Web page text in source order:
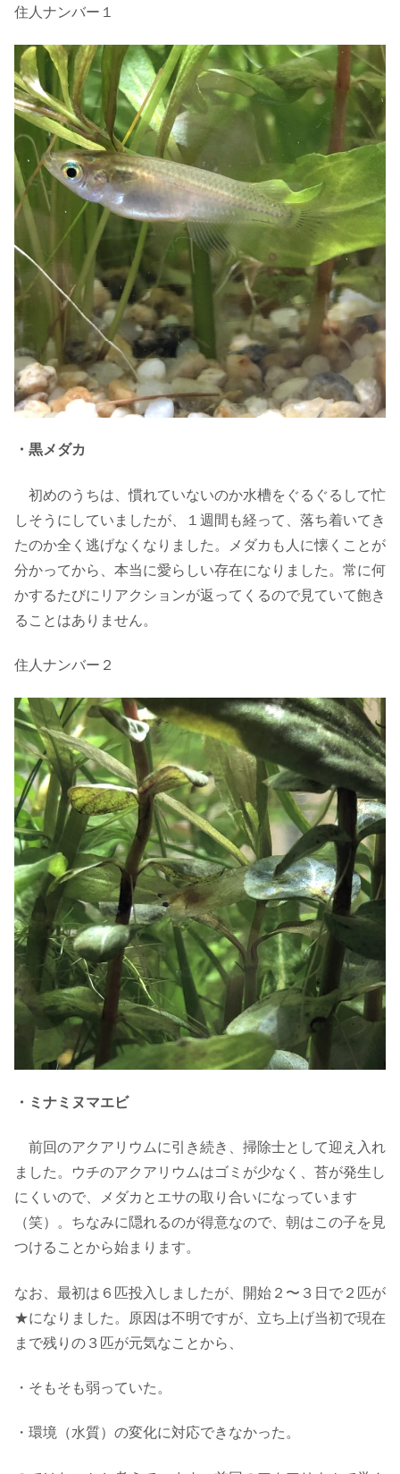
住人ナンバー１
・黒メダカ
初めのうちは、慣れていないのか水槽をぐるぐるして忙
しそうにしていましたが、１週間も経って、落ち着いてき
たのか全く逃げなくなりました。メダカも人に懐くことが
分かってから、本当に愛らしい存在になりました。常に何
かするたびにリアクションが返ってくるので見ていて飽き
ることはありません。
住人ナンバー２
・ミナミヌマエビ
前回のアクアリウムに引き続き、掃除士として迎え入れ
ました。ウチのアクアリウムはゴミが少なく、苔が発生し
にくいので、メダカとエサの取り合いになっています
（笑）。ちなみに隠れるのが得意なので、朝はこの子を見
つけることから始まります。
なお、最初は６匹投入しましたが、開始２〜３日で２匹が
★になりました。原因は不明ですが、立ち上げ当初で現在
まで残りの３匹が元気なことから、
・そもそも弱っていた。
・環境（水質）の変化に対応できなかった。